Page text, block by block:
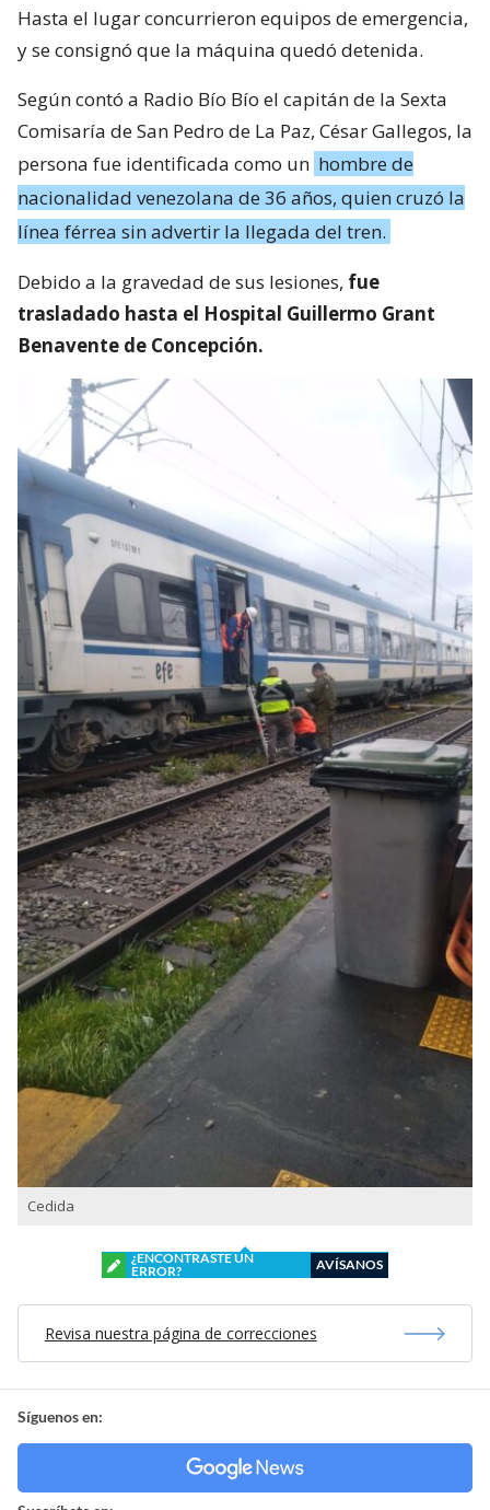
Hasta el lugar concurrieron equipos de emergencia,
y se consignó que la máquina quedó detenida.
Según contó a Radio Bío Bío el capitán de la Sexta
Comisaría de San Pedro de La Paz, César Gallegos, la
persona fue identificada como un hombre de
nacionalidad venezolana de 36 años, quien cruzó la
línea férrea sin advertir la llegada del tren.
Debido a la gravedad de sus lesiones, fue
trasladado hasta el Hospital Guillermo Grant
Benavente de Concepción.
Cedida
¿ENCONTRASTE UN
ERROR?
AVÍSANOS
Revisa nuestra página de correcciones
Síguenos en: